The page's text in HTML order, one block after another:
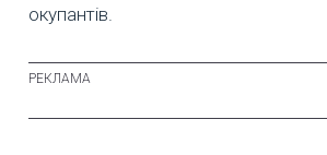
окупантів.